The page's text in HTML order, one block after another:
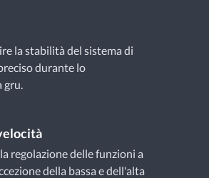
la stabilità del sistema di
durante lo
gru.
regolazione delle funzioni a
della bassa e dell'alta